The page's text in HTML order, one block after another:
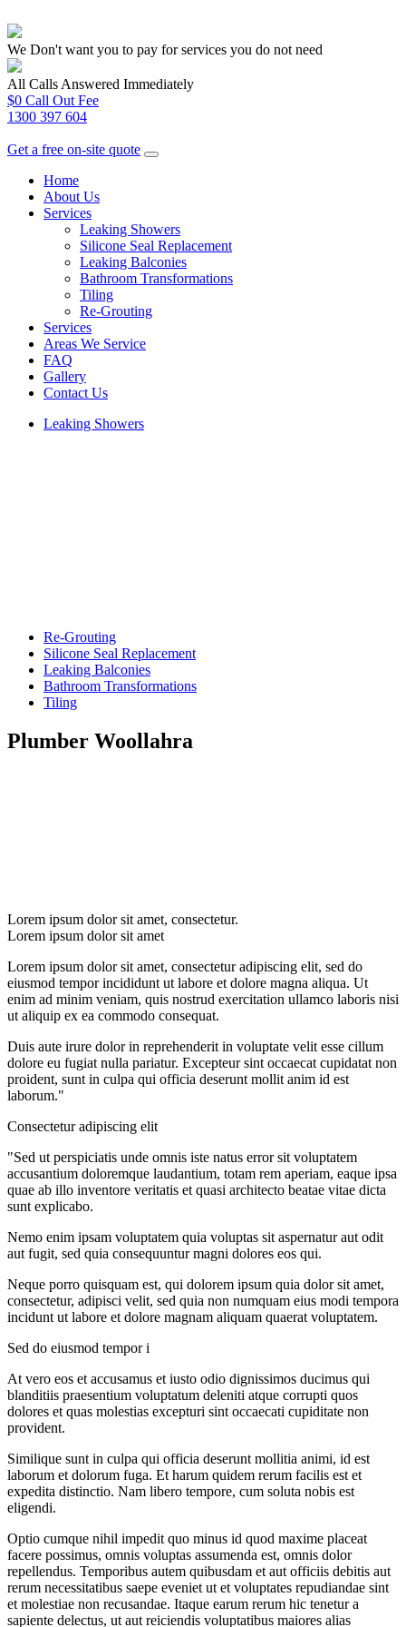
We Don't want you to pay for services you do not need
All Calls Answered Immediately
$0 Call Out Fee
1300 397 604
Get a free on-site quote
Home
About Us
Services
Leaking Showers
Silicone Seal Replacement
Leaking Balconies
Bathroom Transformations
Tiling
Re-Grouting
Services
Areas We Service
FAQ
Gallery
Contact Us
Leaking Showers
Re-Grouting
Silicone Seal Replacement
Leaking Balconies
Bathroom Transformations
Tiling
Plumber Woollahra
Lorem ipsum dolor sit amet, consectetur.
Lorem ipsum dolor sit amet
Lorem ipsum dolor sit amet, consectetur adipiscing elit, sed do
eiusmod tempor incididunt ut labore et dolore magna aliqua. Ut
enim ad minim veniam, quis nostrud exercitation ullamco laboris nisi
ut aliquip ex ea commodo consequat.
Duis aute irure dolor in reprehenderit in voluptate velit esse cillum
dolore eu fugiat nulla pariatur. Excepteur sint occaecat cupidatat non
proident, sunt in culpa qui officia deserunt mollit anim id est
laborum."
Consectetur adipiscing elit
"Sed ut perspiciatis unde omnis iste natus error sit voluptatem
accusantium doloremque laudantium, totam rem aperiam, eaque ipsa
quae ab illo inventore veritatis et quasi architecto beatae vitae dicta
sunt explicabo.
Nemo enim ipsam voluptatem quia voluptas sit aspernatur aut odit
aut fugit, sed quia consequuntur magni dolores eos qui.
Neque porro quisquam est, qui dolorem ipsum quia dolor sit amet,
consectetur, adipisci velit, sed quia non numquam eius modi tempora
incidunt ut labore et dolore magnam aliquam quaerat voluptatem.
Sed do eiusmod tempor i
At vero eos et accusamus et iusto odio dignissimos ducimus qui
blanditiis praesentium voluptatum deleniti atque corrupti quos
dolores et quas molestias excepturi sint occaecati cupiditate non
provident.
Similique sunt in culpa qui officia deserunt mollitia animi, id est
laborum et dolorum fuga. Et harum quidem rerum facilis est et
expedita distinctio. Nam libero tempore, cum soluta nobis est
eligendi.
Optio cumque nihil impedit quo minus id quod maxime placeat
facere possimus, omnis voluptas assumenda est, omnis dolor
repellendus. Temporibus autem quibusdam et aut officiis debitis aut
rerum necessitatibus saepe eveniet ut et voluptates repudiandae sint
et molestiae non recusandae. Itaque earum rerum hic tenetur a
sapiente delectus, ut aut reiciendis voluptatibus maiores alias